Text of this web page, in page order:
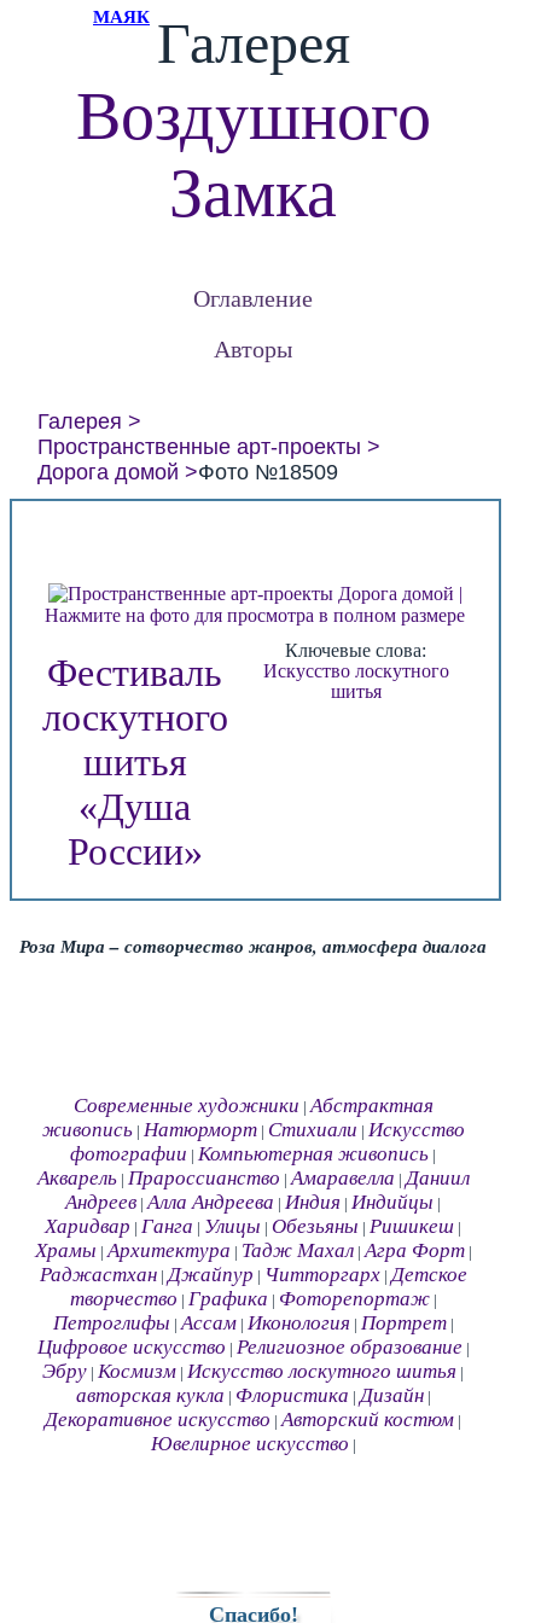
МАЯК Галерея
Воздушного
Замка
Оглавление
Авторы
Галерея
Пространственные арт-проекты
Дорога домой
Фото №18509
Нажмите на фото для просмотра в полном размере
Фестиваль
лоскутного
шитья
«Душа
России»
Ключевые слова:
Искусство лоскутного
шитья
Роза Мира – сотворчество жанров, атмосфера диалога
Современные художники |Абстрактная
живопись| Натюрморт| Стихиали Искусство
фотографии |Компьютерная живопись
Акварель| Прароссианство |Амаравелла |Даниил
Андреев |Алла Андреева |Индия |Индийцы
Харидвар |Ганга Улицы |Обезьяны |Ришикеш
Храмы |Архитектура Тадж Махал|Агра Форт|
Раджастхан|Джайпур Читторгарх|Детское
творчество Графика Фоторепортаж|
Петроглифы |Ассам| Иконология Портрет|
Цифровое искусство Религиозное образование|
Эбру |Космизм |Искусство лоскутного шитья
авторская кукла Флористика |Дизайн|
Декоративное искусство |Авторский костюм
Ювелирное искусство
Спасибо!